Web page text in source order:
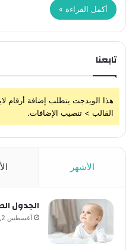
أكمل القراءة »
تابعنا
هذا الويدجت يتطلب إضافة أرقام
القالب > تنصيب الإضافات.
الأشهر
الجدول الصيني 2023 للحمل
أغسطس 2, 2023